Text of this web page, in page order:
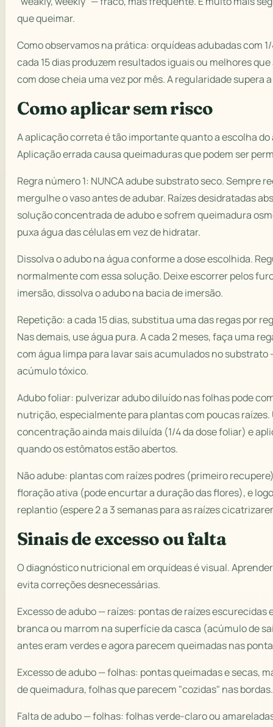
que queimar.
Como observamos na prática: orquídeas adubadas com
cada 15 dias produzem resultados iguais ou melhores
com dose cheia uma vez por mês. A regularidade supera
Como aplicar sem risco
A aplicação correta é tão importante quanto a escolha do
Aplicação errada causa queimaduras que podem ser
Regra número 1: NUNCA adube substrato seco. Sempre
mergulhe o vaso antes de adubar. Raízes desidratadas
solução concentrada de adubo e sofrem queimadura
puxa água das células em vez de hidratar.
Dissolva o adubo na água conforme a dose escolhida.
normalmente com essa solução. Deixe escorrer pelos
imersão, dissolva o adubo na bacia de imersão.
Repetição: a cada 15 dias, substitua uma das regas por
Nas demais, use água pura. A cada 2 meses, faça uma
com água limpa para lavar sais acumulados no substrato
acúmulo tóxico.
Adubo foliar: pulverizar adubo diluído nas folhas pode
nutrição, especialmente para plantas com poucas raízes.
concentração ainda mais diluída (1/4 da dose foliar) e
quando os estômatos estão abertos.
Não adube: plantas com raízes podres (primeiro
floração ativa (pode encurtar a duração das flores), e
replantio (espere 2 a 3 semanas para as raízes
Sinais de excesso ou falta
O diagnóstico nutricional em orquídeas é visual.
evita correções desnecessárias.
Excesso de adubo — raízes: pontas de raízes escurecidas
branca ou marrom na superfície da casca (acúmulo de
antes eram verdes e agora parecem queimadas nas
Excesso de adubo — folhas: pontas queimadas e secas,
de queimadura, folhas que parecem "cozidas" nas bordas.
Falta de adubo — folhas: folhas verde-claro ou